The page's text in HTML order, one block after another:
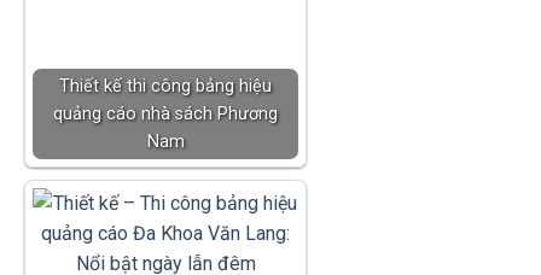
Thiết kế thi công bảng hiệu
quảng cáo nhà sách Phương
Nam